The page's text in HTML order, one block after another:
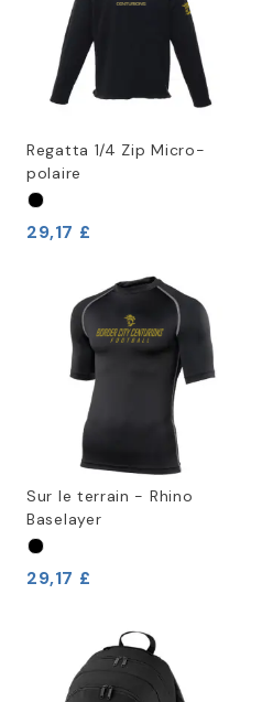
Regatta 1/4 Zip Micro-
polaire
29,17 £
Sur le terrain - Rhino
Baselayer
29,17 £